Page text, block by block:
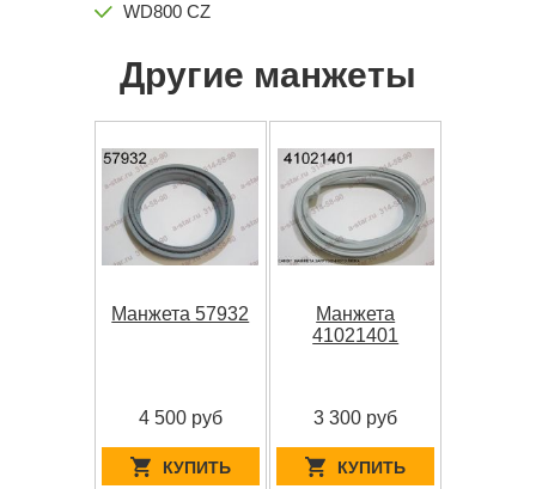
WD800 CZ
Другие манжеты
Манжета 57932
4 500 руб
КУПИТЬ
Манжета
41021401
3 300 руб
КУПИТЬ